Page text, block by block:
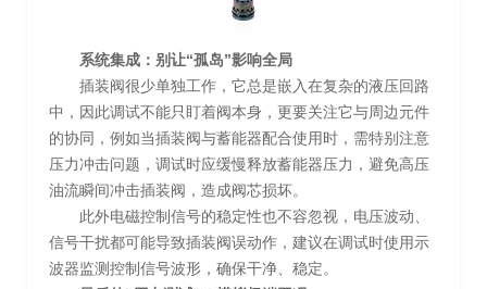
系统集成：别让“孤岛”影响全局
插装阀很少单独工作，它总是嵌入在复杂的液压回路
中，因此调试不能只盯着阀本身，更要关注它与周边元件
的协同，例如当插装阀与蓄能器配合使用时，需特别注意
压力冲击问题，调试时应缓慢释放蓄能器压力，避免高压
油流瞬间冲击插装阀，造成阀芯损坏。
此外电磁控制信号的稳定性也不容忽视，电压波动、
信号干扰都可能导致插装阀误动作，建议在调试时使用示
波器监测控制信号波形，确保干净、稳定。